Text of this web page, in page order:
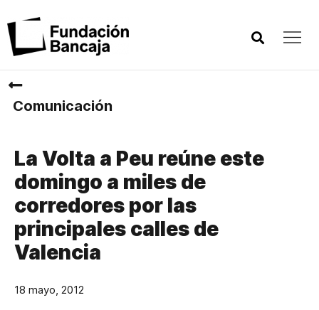
Comunicación
La Volta a Peu reúne este
domingo a miles de
corredores por las
principales calles de
Valencia
18 mayo, 2012